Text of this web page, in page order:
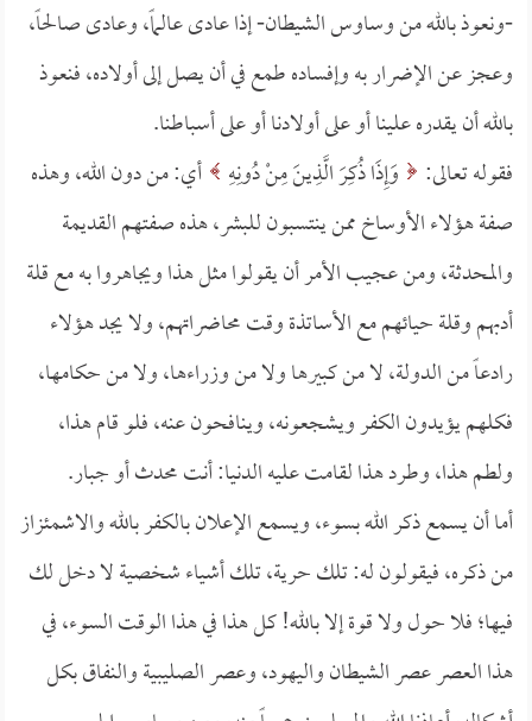
-ونعوذ بالله من وساوس الشيطان- إذا عادى عالماً، وعادى صالحاً،
وعجز عن الإضرار به وإفساده طمع في أن يصل إلى أولاده، فنعوذ
بالله أن يقدره علينا أو على أولادنا أو على أسباطنا.
فقوله تعالى:
وَإِذَا ذُكِرَ الَّذِينَ مِنْ دُونِهِ أي: من دون الله، وهذه
صفة هؤلاء الأوساخ ممن ينتسبون للبشر، هذه صفتهم القديمة
والمحدثة، ومن عجيب الأمر أن يقولوا مثل هذا ويجاهروا به مع قلة
أدبهم وقلة حيائهم مع الأساتذة وقت محاضراتهم، ولا يجد هؤلاء
رادعاً من الدولة، لا من كبيرها ولا من وزراءها، ولا من حكامها،
فكلهم يؤيدون الكفر ويشجعونه، وينافحون عنه، فلو قام هذا،
ولطم هذا، وطرد هذا لقامت عليه الدنيا: أنت محدث أو جبار.
أما أن يسمع ذكر الله بسوء، ويسمع الإعلان بالكفر بالله والاشمئزاز
من ذكره، فيقولون له: تلك حرية، تلك أشياء شخصية لا دخل لك
فيها؛ فلا حول ولا قوة إلا بالله! كل هذا في هذا الوقت السوء، في
هذا العصر عصر الشيطان واليهود، وعصر الصليبية والنفاق بكل